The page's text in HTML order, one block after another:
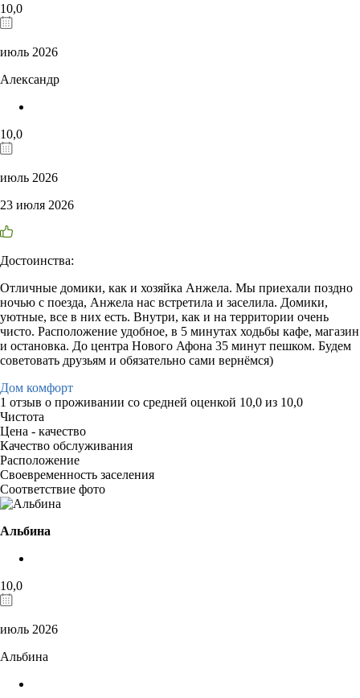
10,0
июль 2026
Александр
10,0
июль 2026
23 июля 2026
Достоинства:
Отличные домики, как и хозяйка Анжела. Мы приехали поздно
ночью с поезда, Анжела нас встретила и заселила. Домики,
уютные, все в них есть. Внутри, как и на территории очень
чисто. Расположение удобное, в 5 минутах ходьбы кафе, магазин
и остановка. До центра Нового Афона 35 минут пешком. Будем
советовать друзьям и обязательно сами вернёмся)
Дом комфорт
1 отзыв о проживании со средней оценкой 10,0 из 10,0
Чистота
Цена - качество
Качество обслуживания
Расположение
Своевременность заселения
Соответствие фото
Альбина
10,0
июль 2026
Альбина